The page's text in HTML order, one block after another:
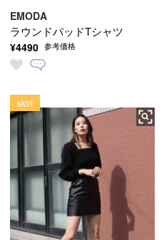
ラウンドパッドTシャツ
EMODA
¥4490 参考価格
skirt